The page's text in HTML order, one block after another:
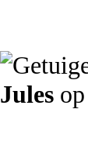
Jules